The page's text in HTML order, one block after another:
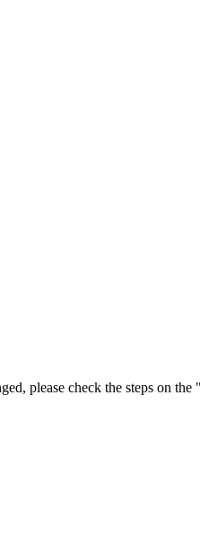
please check the steps on